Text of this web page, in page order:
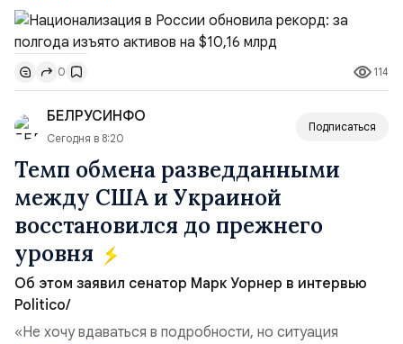
подсчитали аналитики AK&M. Это в 2,5 раза больше,
чем за аналогичный период 2025 года ($3,95 млрд).
Всего зафиксировано 15 национализационных
транзакций, которые обеспечили 42,2% денежного
объёма всего российского рынка слияний и
поглощений. Крупнейшей ...
0 114
БЕЛРУСИНФО
Сегодня в 8:20
Подписаться
Темп обмена разведданными
между США и Украиной
восстановился до прежнего
уровня
Об этом заявил сенатор Марк Уорнер в интервью
Politico/
«Не хочу вдаваться в подробности, но ситуация